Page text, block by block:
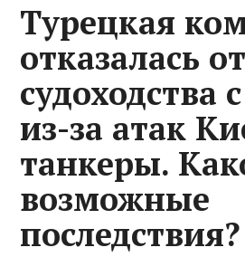
Турецкая
отказалась от
судоходства
из-за атак
танкеры.
возможные
последствия?